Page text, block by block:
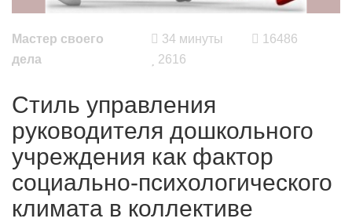
Мастер своего
дела
34 минуты
16486
2616
Стиль управления
руководителя дошкольного
учреждения как фактор
социально-психологического
климата в коллективе